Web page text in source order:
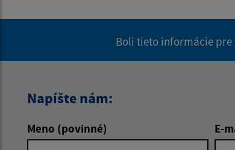
Boli tieto informácie pre
Napíšte nám:
Meno (povinné) E-